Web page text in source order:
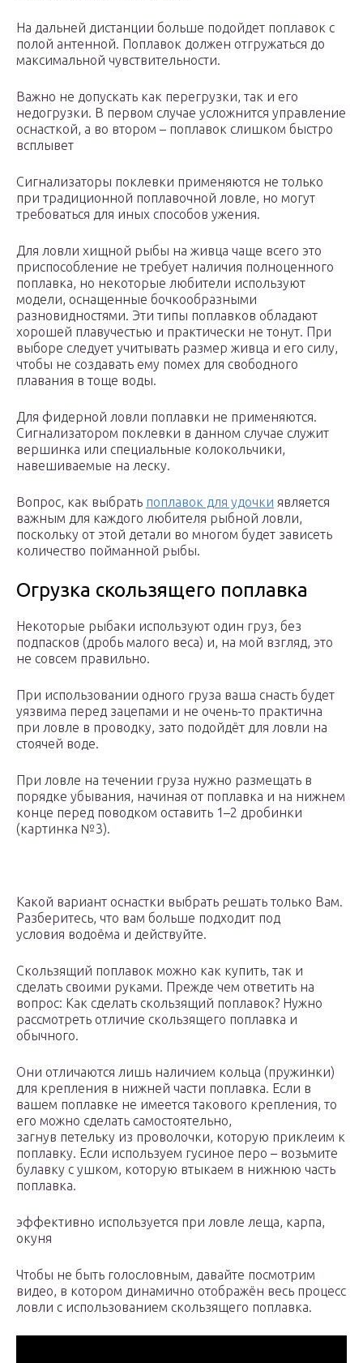
На дальней дистанции больше подойдет поплавок с
полой антенной. Поплавок должен отгружаться до
максимальной чувствительности.
Важно не допускать как перегрузки, так и его
недогрузки. В первом случае усложнится управление
оснасткой, а во втором – поплавок слишком быстро
всплывет
Сигнализаторы поклевки применяются не только
при традиционной поплавочной ловле, но могут
требоваться для иных способов ужения.
Для ловли хищной рыбы на живца чаще всего это
приспособление не требует наличия полноценного
поплавка, но некоторые любители используют
модели, оснащенные бочкообразными
разновидностями. Эти типы поплавков обладают
хорошей плавучестью и практически не тонут. При
выборе следует учитывать размер живца и его силу,
чтобы не создавать ему помех для свободного
плавания в тоще воды.
Для фидерной ловли поплавки не применяются.
Сигнализатором поклевки в данном случае служит
вершинка или специальные колокольчики,
навешиваемые на леску.
Вопрос, как выбрать поплавок для удочки является
важным для каждого любителя рыбной ловли,
поскольку от этой детали во многом будет зависеть
количество пойманной рыбы.
Огрузка скользящего поплавка
Некоторые рыбаки используют один груз, без
подпасков (дробь малого веса) и, на мой взгляд, это
не совсем правильно.
При использовании одного груза ваша снасть будет
уязвима перед зацепами и не очень-то практична
при ловле в проводку, зато подойдёт для ловли на
стоячей воде.
При ловле на течении груза нужно размещать в
порядке убывания, начиная от поплавка и на нижнем
конце перед поводком оставить 1–2 дробинки
(картинка №3).
Какой вариант оснастки выбрать решать только Вам.
Разберитесь, что вам больше подходит под
условия водоёма и действуйте.
Скользящий поплавок можно как купить, так и
сделать своими руками. Прежде чем ответить на
вопрос: Как сделать скользящий поплавок? Нужно
рассмотреть отличие скользящего поплавка и
обычного.
Они отличаются лишь наличием кольца (пружинки)
для крепления в нижней части поплавка. Если в
вашем поплавке не имеется такового крепления, то
его можно сделать самостоятельно,
загнув петельку из проволочки, которую приклеим к
поплавку. Если используем гусиное перо – возьмите
булавку с ушком, которую втыкаем в нижнюю часть
поплавка.
эффективно используется при ловле леща, карпа,
окуня
Чтобы не быть голословным, давайте посмотрим
видео, в котором динамично отображён весь процесс
ловли с использованием скользящего поплавка.